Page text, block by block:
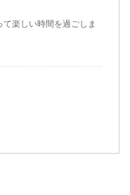
楽しい時間を過ごしま